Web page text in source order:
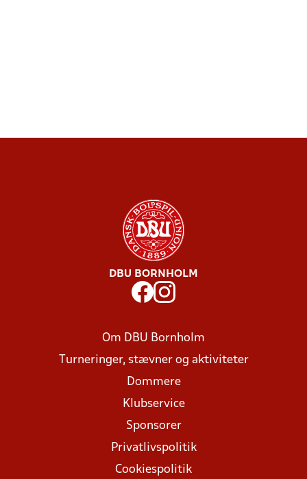
DBU BORNHOLM
Om DBU Bornholm
Turneringer, stævner og aktiviteter
Dommere
Klubservice
Sponsorer
Privatlivspolitik
Cookiespolitik